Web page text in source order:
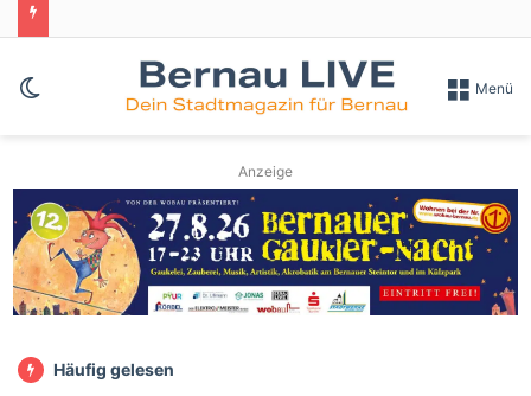
Skin umschalten Menü
Anzeige
Häufig gelesen